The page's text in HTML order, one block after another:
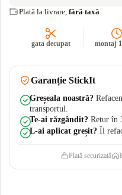
Off
Rezistent
UV
Plată la livrare, fără taxă
gata decupat montaj
Garanție StickIt
Greșeala noastră?
transportul.
Te-ai răzgândit? Retur în
L-ai aplicat greșit? Îl
Plată securizată